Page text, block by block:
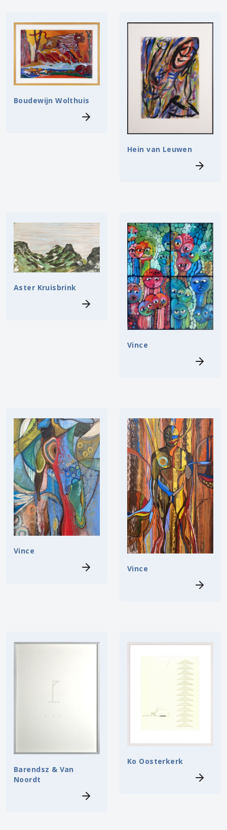
Boudewijn Wolthuis
Hein van Leuwen
Aster Kruisbrink
Vince
Vince
Vince
Barendsz & Van
Noordt
Ko Oosterkerk